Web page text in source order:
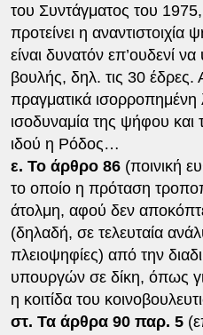
του Συντάγματος του
προτείνει η
είναι δυνατόν επ’ουδενί
βουλής, δηλ. τις 30 έδρες.
πραγματικά
ισοδυναμία της ψήφου και
ιδού η Ρόδος…
ε. Το άρθρο 86 (ποινική
το οποίο η πρόταση
άτολμη, αφού δεν
(δηλαδή, σε τελευταία
πλειοψηφίες) από την
υπουργών σε δίκη, όπως
η κοιτίδα του
στ. Τα άρθρα 90 παρ. 5